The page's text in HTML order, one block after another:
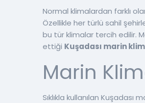
Normal klimalardan farklı
Özellikle her türlü sahil
bu tür klimalar tercih edilir.
ettiği Kuşadası marin
Marin
Sıklıkla kullanılan